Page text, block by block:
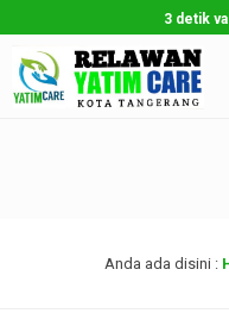
3 detik
Anda ada disini :